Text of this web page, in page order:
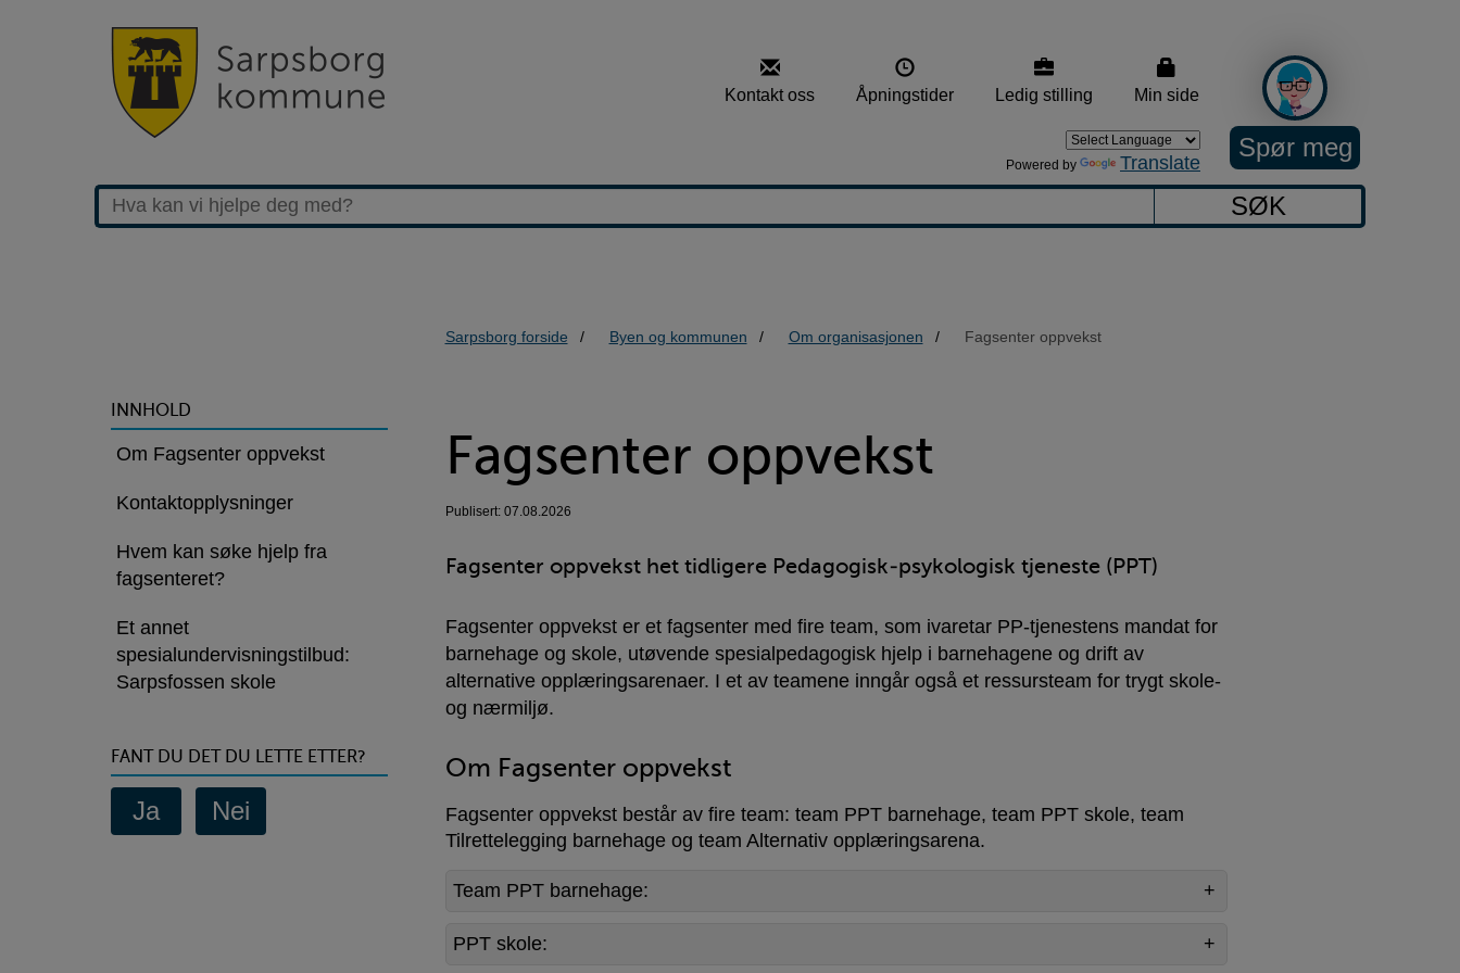
Kontakt oss Åpningstider Ledig stilling Min side
Spør meg
Powered by Translate
SØK
Sarpsborg forside Byen og kommunen Om organisasjonen Fagsenter oppvekst
>Fagsenter
oppvekst
INNHOLD
Om Fagsenter oppvekst
Kontaktopplysninger
Hvem kan søke hjelp fra
fagsenteret?
Et annet
spesialundervisningstilbud:
Sarpsfossen skole
FANT DU DET DU LETTE ETTER?
Fagsenter oppvekst
Publisert: 07.08.2026
Fagsenter oppvekst het tidligere Pedagogisk-psykologisk tjeneste (PPT)
Fagsenter oppvekst er et fagsenter med fire team, som ivaretar PP-tjenestens mandat for
barnehage og skole, utøvende spesialpedagogisk hjelp i barnehagene og drift av
alternative opplæringsarenaer. I et av teamene inngår også et ressursteam for trygt skole-
og nærmiljø.
Om Fagsenter oppvekst
Fagsenter oppvekst består av fire team: team PPT barnehage, team PPT skole, team
Tilrettelegging barnehage og team Alternativ opplæringsarena.
Team PPT barnehage:
PPT skole: